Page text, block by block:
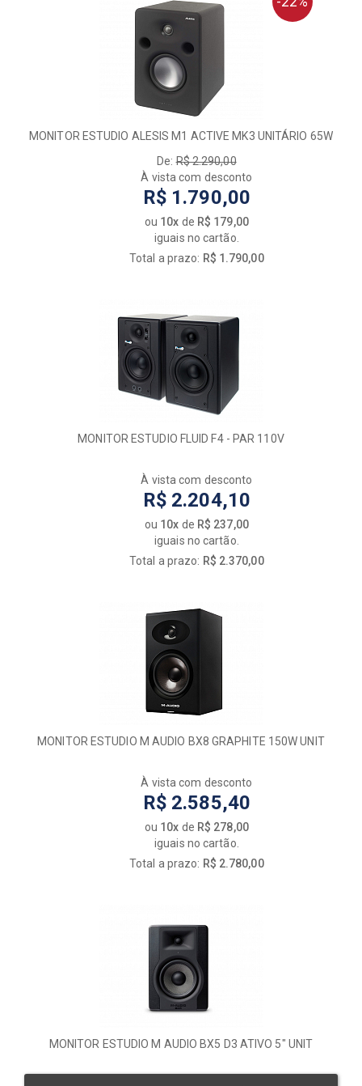
MONITOR ESTUDIO ALESIS M1 ACTIVE MK3 UNITÁRIO 65W
De:R$ 2.290,00
À vista com desconto
R$ 1.790,00
ou 10x de R$ 179,00
iguais no cartão.
Total a prazo: R$ 1.790,00
MONITOR ESTUDIO FLUID F4 - PAR 110V
À vista com desconto
R$ 2.204,10
ou 10x de R$ 237,00
iguais no cartão.
Total a prazo: R$ 2.370,00
MONITOR ESTUDIO M AUDIO BX8 GRAPHITE 150W UNIT
À vista com desconto
R$ 2.585,40
ou 10x de R$ 278,00
iguais no cartão.
Total a prazo: R$ 2.780,00
MONITOR ESTUDIO M AUDIO BX5 D3 ATIVO 5" UNIT